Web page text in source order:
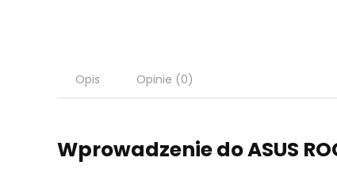
Opis Opinie (0)
Wprowadzenie do ASUS